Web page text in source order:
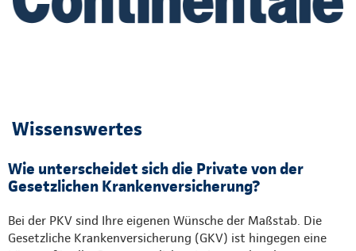
Wissenswertes
Wie unterscheidet sich die Private von der
Gesetzlichen Krankenversicherung?
Bei der PKV sind Ihre eigenen Wünsche der Maßstab. Die
Gesetzliche Krankenversicherung (GKV) ist hingegen eine